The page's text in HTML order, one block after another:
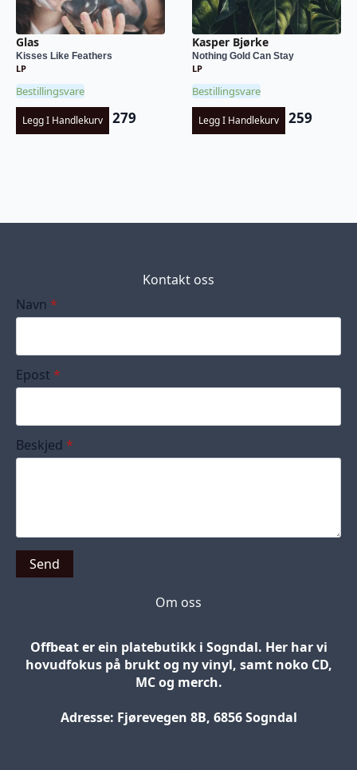
Glas
Kisses Like Feathers
LP
Bestillingsvare
Legg I Handlekurv 279
Kasper Bjørke
Nothing Gold Can Stay
LP
Bestillingsvare
Legg I Handlekurv 259
Kontakt oss
Navn *
Epost *
Beskjed *
Send
Om oss
Offbeat er ein platebutikk i Sogndal. Her har vi
hovudfokus på brukt og ny vinyl, samt noko CD,
MC og merch.
Adresse: Fjørevegen 8B, 6856 Sogndal